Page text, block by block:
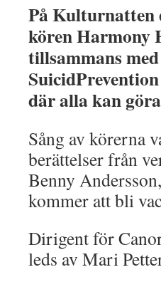
På Kulturnatten
kören Harmony
tillsammans med
där alla kan
Sång av körerna
berättelser från
Benny
kommer att bli
Dirigent för
leds av Mari